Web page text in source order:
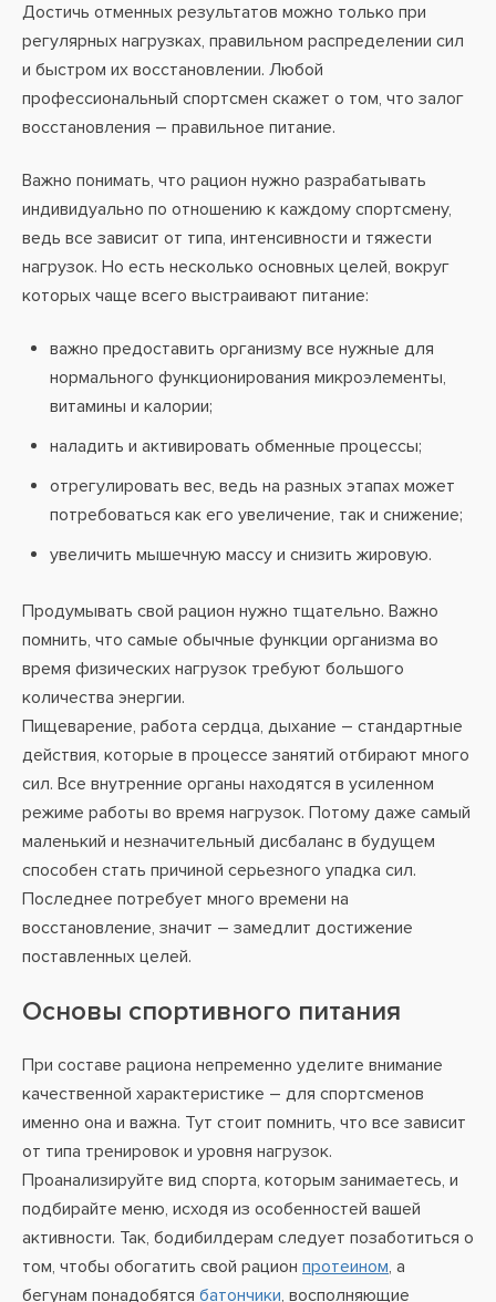
Достичь отменных результатов можно только при
регулярных нагрузках, правильном распределении сил
и быстром их восстановлении. Любой
профессиональный спортсмен скажет о том, что залог
восстановления – правильное питание.
Важно понимать, что рацион нужно разрабатывать
индивидуально по отношению к каждому спортсмену,
ведь все зависит от типа, интенсивности и тяжести
нагрузок. Но есть несколько основных целей, вокруг
которых чаще всего выстраивают питание:
важно предоставить организму все нужные для
нормального функционирования микроэлементы,
витамины и калории;
наладить и активировать обменные процессы;
отрегулировать вес, ведь на разных этапах может
потребоваться как его увеличение, так и снижение;
увеличить мышечную массу и снизить жировую.
Продумывать свой рацион нужно тщательно. Важно
помнить, что самые обычные функции организма во
время физических нагрузок требуют большого
количества энергии.
Пищеварение, работа сердца, дыхание – стандартные
действия, которые в процессе занятий отбирают много
сил. Все внутренние органы находятся в усиленном
режиме работы во время нагрузок. Потому даже самый
маленький и незначительный дисбаланс в будущем
способен стать причиной серьезного упадка сил.
Последнее потребует много времени на
восстановление, значит – замедлит достижение
поставленных целей.
Основы спортивного питания
При составе рациона непременно уделите внимание
качественной характеристике – для спортсменов
именно она и важна. Тут стоит помнить, что все зависит
от типа тренировок и уровня нагрузок.
Проанализируйте вид спорта, которым занимаетесь, и
подбирайте меню, исходя из особенностей вашей
активности. Так, бодибилдерам следует позаботиться о
том, чтобы обогатить свой рацион протеином, а
бегунам понадобятся батончики, восполняющие